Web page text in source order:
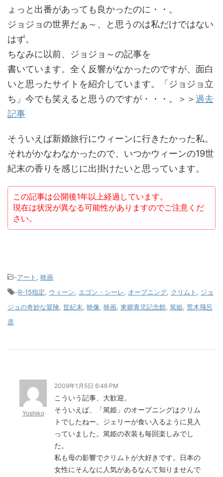
ょっと出番があっても良かったのに・・。
ジョジョの世界だぁ～、と思うのは私だけではない
はず。
ちなみに以前、ジョジョ～の記事を
書いています。全く反響がなかったのですが、面白
いと思ったサイトを紹介しています。「ジョジョ立
ち」今でも笑えると思うのですが・・・。＞＞過去
記事
そういえば新婚旅行にウィーンに行きたかった私。
それがかなわなかったので、いつかウィーンの19世
紀末の香りを感じに出掛けたいと思っています。
この記事は公開後1年以上経過しています。
現在は状況が異なる可能性がありますのでご注意くだ
さい。
-アート
映画
-R-15指定 ウィーン エゴン・シーレ オープニング クリムト
ジョ
ジョの奇妙な冒険 世紀末 映像 映画 東郷青児記念館 篤姫 荒木飛呂
彦
Yoshiko
2009年1月5日 6:46 PM
こういう記事、大歓迎。
そういえば、「篤姫」のオープニングはクリム
トでしたねー。ジェリーが食い入るように見入
っていました。篤姫の衣装も毎回楽しみでし
た。
私も母の影響でクリムトが大好きです。日本の
女性にそんなに人気があるなんて知りませんで